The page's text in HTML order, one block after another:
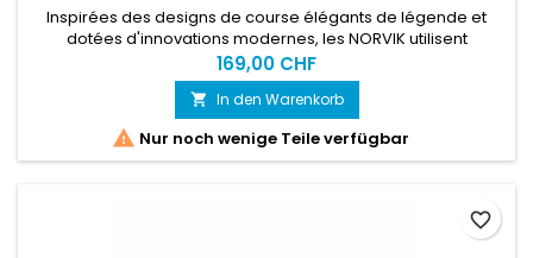
Inspirées des designs de course élégants de légende et
dotées d'innovations modernes, les NORVIK utilisent
technologie et fonctionnalité pour s'adapter à toutes les
situations. Équipées de protections latérales amovibles pour
une protection supplémentaire contre les éléments, les
NORVIK offrent des performances illimitées dans toutes les
circonstances.
169,00 CHF
 In den Warenkorb
 Nur noch wenige Teile verfügbar
favorite_border